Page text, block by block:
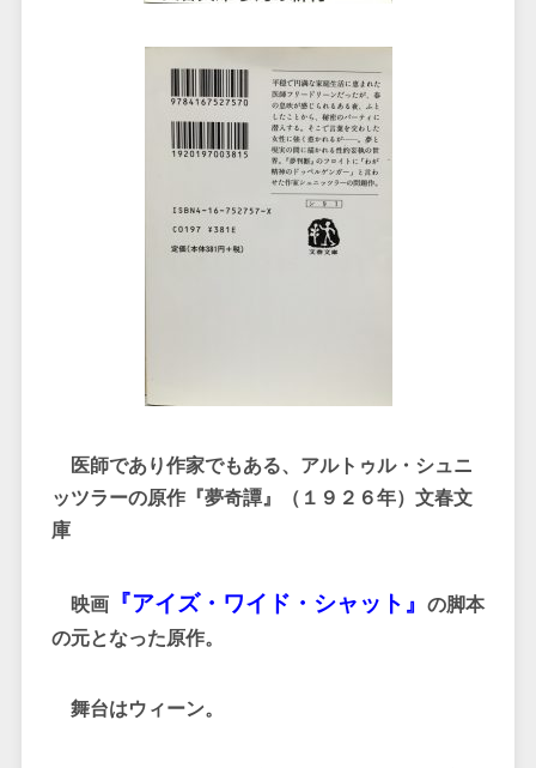
医師であり作家でもある、アルトゥル・シュニ
ッツラーの原作『夢奇譚』（１９２６年）文春文
庫
映画『アイズ・ワイド・シャット』 の脚本
の元となった原作。
舞台はウィーン。